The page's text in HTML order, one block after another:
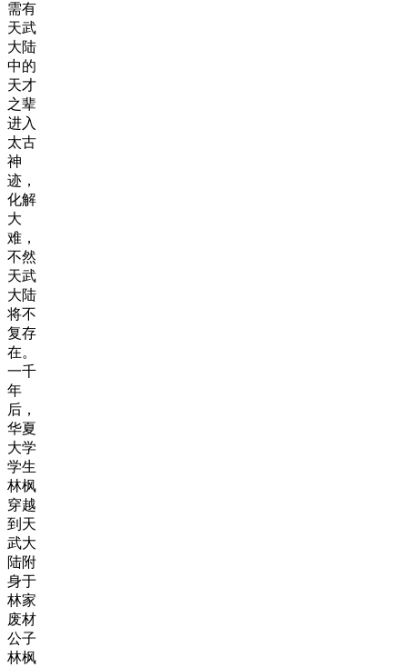
需有
天武
大陆
中的
天才
之辈
进入
太古
神
迹，
化解
大
难，
不然
天武
大陆
将不
复存
在。
一千
年
后，
华夏
大学
学生
林枫
穿越
到天
武大
陆附
身于
林家
废材
公子
林枫